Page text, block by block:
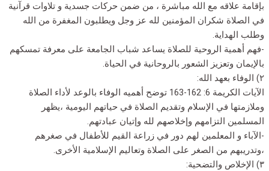
بإقامة علاقه مع الله مباشرة ، من ضمن حركات جسدية و تلاوات قرآنية
في الصلاة شكران المؤمنين لله عز وجل ويطلبون المغفرة من الله
وطلب الهداية.
-فهم أهمية الروحية للصلاة يساعد شباب الجامعة على معرفة تمسكهم
بالإيمان وتعزيز الشعور بالروحانية في الحياة.
٢) الوفاء بعهد الله:
الآيات الكريمة 6: 162-163 توضح أهميه الوفاء بالوعد لأداء الصلاة
وملازمتها في الإسلام وتقديم الصلاة في حياتهم اليومية ،يظهر
المسلمين التزامهم وإخلاصهم لله وإتيان عبادتهم.
-الآباء و المعلمين لهم دور في زراعة القيم للأطفال في صغرهم
،وتدريبهم من الصغر على الصلاة وتعاليم الإسلامية الأخرى.
٣) الإخلاص والتضحية: